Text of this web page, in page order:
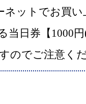
ットでお買い
当日券【1000
のでご注意く